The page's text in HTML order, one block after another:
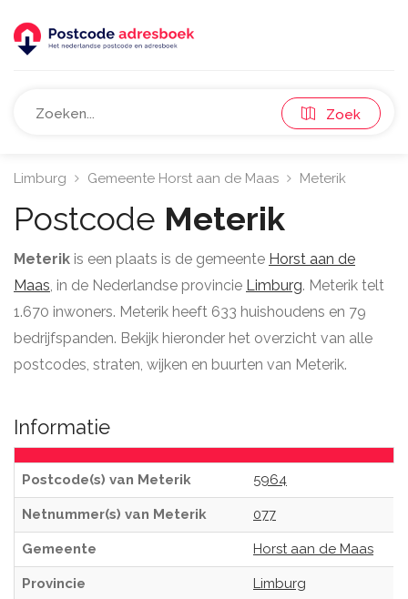
Zoek
Limburg Gemeente Horst aan de Maas Meterik
Postcode Meterik
Meterik is een plaats is de gemeente Horst aan de
Maas, in de Nederlandse provincie Limburg. Meterik telt
1.670 inwoners. Meterik heeft 633 huishoudens en 79
bedrijfspanden. Bekijk hieronder het overzicht van alle
postcodes, straten, wijken en buurten van Meterik.
Informatie
Postcode(s) van Meterik 5964
Netnummer(s) van Meterik 077
Gemeente Horst aan de Maas
Provincie Limburg